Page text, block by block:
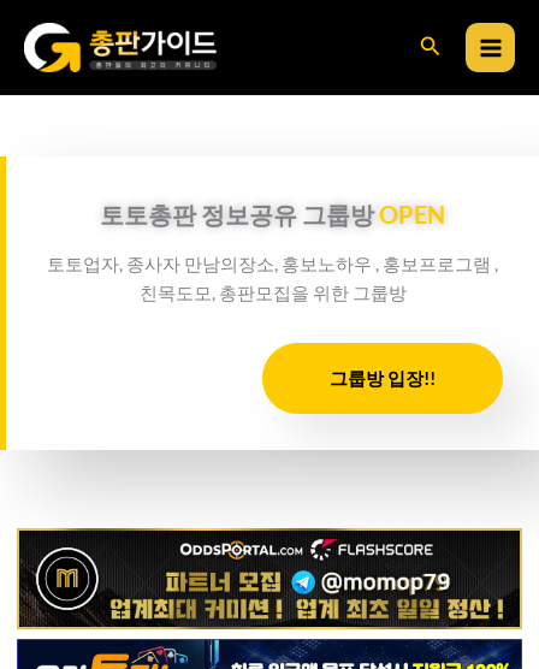
너
검
토토총판 정보공유 그룹방OPEN
토토업자, 종사자 만남의장소, 홍보노하우 , 홍보프로그램 ,
친목도모, 총판모집을 위한 그룹방
그룹방 입장!!